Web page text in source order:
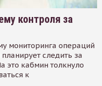
контроля за
мониторинга операций
следить за
это кабмин толкнуло
к